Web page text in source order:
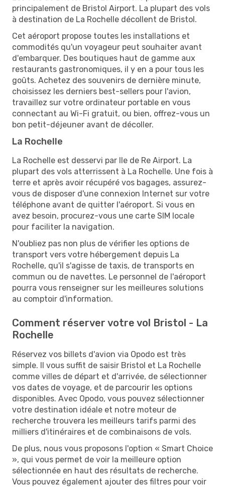
principalement de Bristol Airport. La plupart des vols
à destination de La Rochelle décollent de Bristol.
Cet aéroport propose toutes les installations et
commodités qu'un voyageur peut souhaiter avant
d'embarquer. Des boutiques haut de gamme aux
restaurants gastronomiques, il y en a pour tous les
goûts. Achetez des souvenirs de dernière minute,
choisissez les derniers best-sellers pour l'avion,
travaillez sur votre ordinateur portable en vous
connectant au Wi-Fi gratuit, ou bien, offrez-vous un
bon petit-déjeuner avant de décoller.
La Rochelle
La Rochelle est desservi par Ile de Re Airport. La
plupart des vols atterrissent à La Rochelle. Une fois à
terre et après avoir récupéré vos bagages, assurez-
vous de disposer d'une connexion Internet sur votre
téléphone avant de quitter l'aéroport. Si vous en
avez besoin, procurez-vous une carte SIM locale
pour faciliter la navigation.
N'oubliez pas non plus de vérifier les options de
transport vers votre hébergement depuis La
Rochelle, qu'il s'agisse de taxis, de transports en
commun ou de navettes. Le personnel de l'aéroport
pourra vous renseigner sur les meilleures solutions
au comptoir d'information.
Comment réserver votre vol Bristol - La
Rochelle
Réservez vos billets d'avion via Opodo est très
simple. Il vous suffit de saisir Bristol et La Rochelle
comme villes de départ et d'arrivée, de sélectionner
vos dates de voyage, et de parcourir les options
disponibles. Avec Opodo, vous pouvez sélectionner
votre destination idéale et notre moteur de
recherche trouvera les meilleurs tarifs parmi des
milliers d'itinéraires et de combinaisons de vols.
De plus, nous vous proposons l'option « Smart Choice
», qui vous permet de voir la meilleure option
sélectionnée en haut des résultats de recherche.
Vous pouvez également ajouter des filtres pour voir